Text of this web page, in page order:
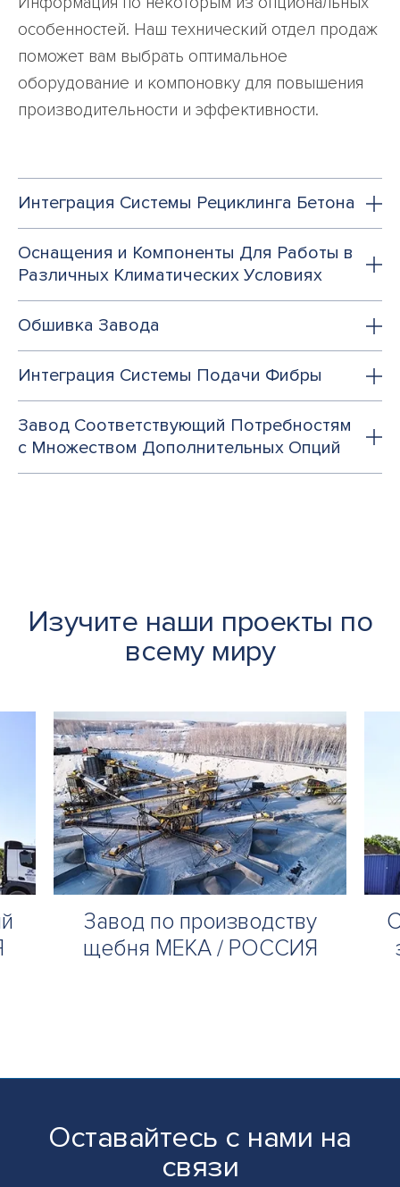
особенностей. Наш технический отдел продаж
поможет вам выбрать оптимальное
оборудование и компоновку для повышения
производительности и эффективности.
Интеграция Системы Рециклинга Бетона
Оснащения и Компоненты Для Работы в
Различных Климатических Условиях
Обшивка Завода
Интеграция Системы Подачи Фибры
Завод Соответствующий Потребностям
с Множеством Дополнительных Опций
Изучите наши проекты по
всему миру
Завод по производству
щебня MEKA / РОССИЯ
Оставайтесь с нами на
связи